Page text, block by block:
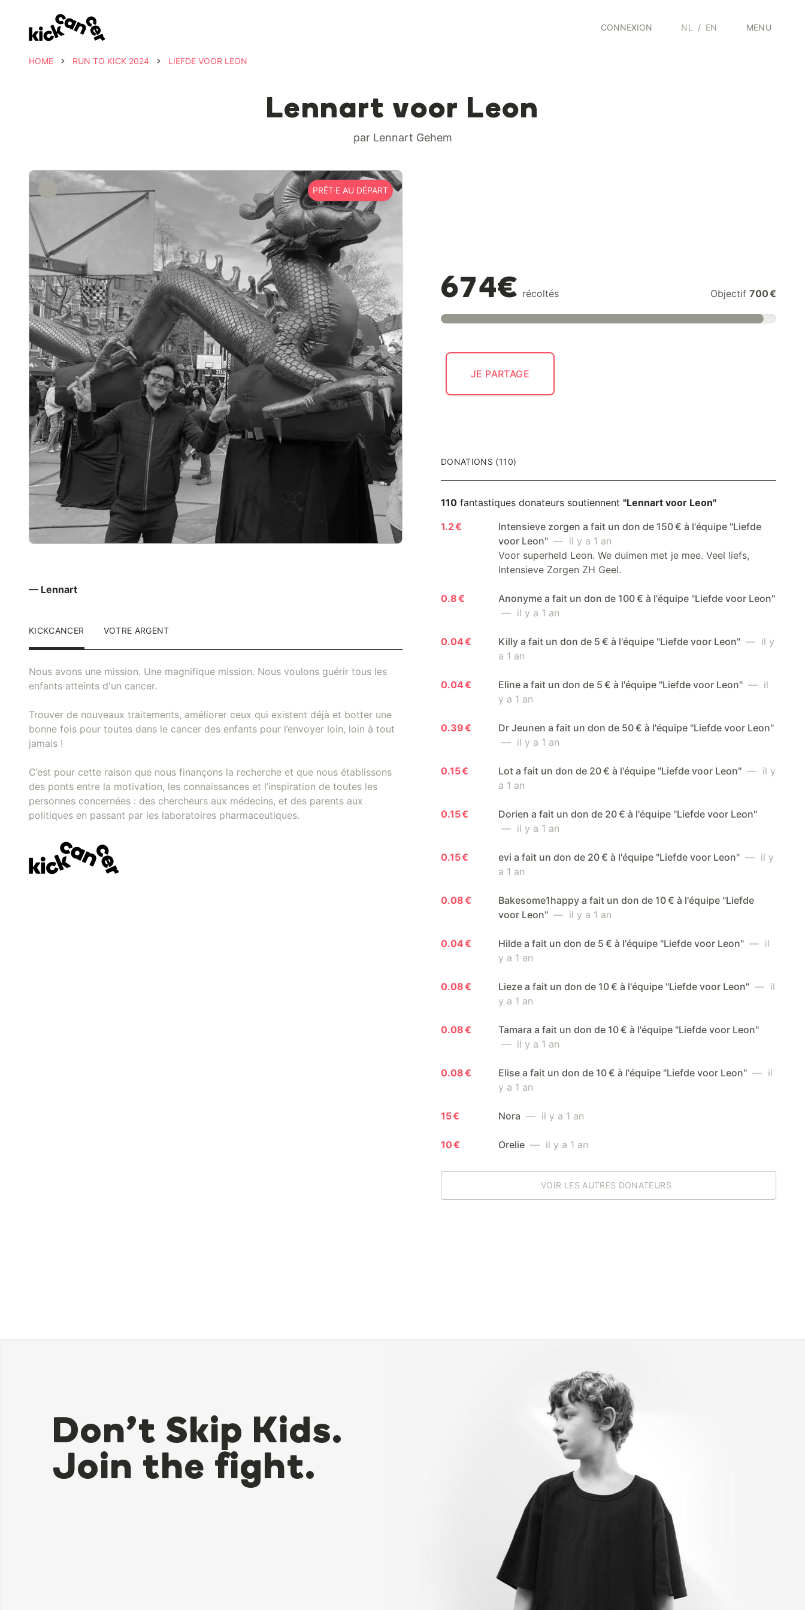
CONNEXION NL / EN MENU
HOME RUN TO KICK 2024 LIEFDE VOOR LEON
Lennart voor Leon
par Lennart Gehem
PRÊT·E AU DÉPART
674€ récoltés Objectif 700 €
JE PARTAGE
— Lennart
KICKCANCER VOTRE ARGENT
Nous avons une mission. Une magnifique mission. Nous voulons guérir tous les
enfants atteints d'un cancer.
Trouver de nouveaux traitements, améliorer ceux qui existent déjà et botter une
bonne fois pour toutes dans le cancer des enfants pour l’envoyer loin, loin à tout
jamais !
C’est pour cette raison que nous finançons la recherche et que nous établissons
des ponts entre la motivation, les connaissances et l’inspiration de toutes les
personnes concernées : des chercheurs aux médecins, et des parents aux
politiques en passant par les laboratoires pharmaceutiques.
DONATIONS (110)
110 fantastiques donateurs soutiennent "Lennart voor Leon"
1.2 €
Intensieve zorgen a fait un don de 150 € à l'équipe "Liefde
voor Leon" — il y a 1 an
Voor superheld Leon. We duimen met je mee. Veel liefs,
Intensieve Zorgen ZH Geel.
0.8 €
Anonyme a fait un don de 100 € à l'équipe "Liefde voor Leon"
— il y a 1 an
0.04 € Killy a fait un don de 5 € à l'équipe "Liefde voor Leon" — il y
a 1 an
0.04 € Eline a fait un don de 5 € à l'équipe "Liefde voor Leon" — il
y a 1 an
0.39 €
Dr Jeunen a fait un don de 50 € à l'équipe "Liefde voor Leon"
— il y a 1 an
0.15 € Lot a fait un don de 20 € à l'équipe "Liefde voor Leon" — il y
a 1 an
0.15 €
Dorien a fait un don de 20 € à l'équipe "Liefde voor Leon"
— il y a 1 an
0.15 € evi a fait un don de 20 € à l'équipe "Liefde voor Leon" — il y
a 1 an
0.08 €
Bakesome1happy a fait un don de 10 € à l'équipe "Liefde
voor Leon" — il y a 1 an
0.04 € Hilde a fait un don de 5 € à l'équipe "Liefde voor Leon" — il
y a 1 an
0.08 € Lieze a fait un don de 10 € à l'équipe "Liefde voor Leon" — il
y a 1 an
0.08 €
Tamara a fait un don de 10 € à l'équipe "Liefde voor Leon"
— il y a 1 an
0.08 € Elise a fait un don de 10 € à l'équipe "Liefde voor Leon" — il
y a 1 an
15 € Nora — il y a 1 an
10 € Orelie — il y a 1 an
VOIR LES AUTRES DONATEURS
Don’t Skip Kids.
Join the fight.